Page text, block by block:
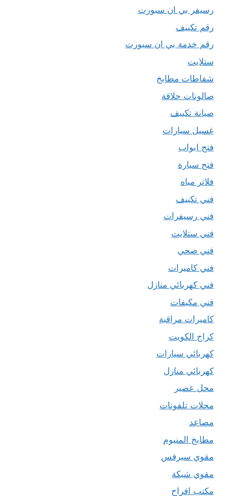
رسيفر بي ان سبورت
رقم تكييف
رقم خدمة بي ان سبورت
ستلايت
شفاطات مطابخ
صالونات حلاقة
صيانة تكييف
غسيل سيارات
فتح ابواب
فتح سيارة
فلاتر مياه
فني تكييف
فني رسيفرات
فني ستلايت
فني صحي
فني كاميرات
فني كهربائي منازل
فني مكيفات
كاميرات مراقبة
كراج الكويت
كهربائي سيارات
كهربائي منازل
محل عصير
محلات تلفونات
مصاعد
مطابخ المنيوم
مقوي سيرفس
مقوي شبكة
مكتب افراح